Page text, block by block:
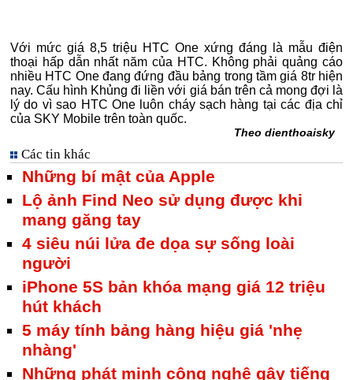
Với mức giá 8,5 triệu HTC One xứng đáng là mẫu điện
thoại hấp dẫn nhất năm của HTC. Không phải quảng cáo
nhiều HTC One đang đứng đầu bảng trong tầm giá 8tr hiện
nay. Cấu hình Khủng đi liền với giá bán trên cả mong đợi là
lý do vì sao HTC One luôn cháy sạch hàng tại các địa chỉ
của SKY Mobile trên toàn quốc.
Theo dienthoaisky
Các tin khác
Những bí mật của Apple
Lộ ảnh Find Neo sử dụng được khi
mang găng tay
4 siêu núi lửa đe dọa sự sống loài
người
iPhone 5S bản khóa mạng giá 12 triệu
hút khách
5 máy tính bảng hàng hiệu giá 'nhẹ
nhàng'
Những phát minh công nghệ gây tiếng